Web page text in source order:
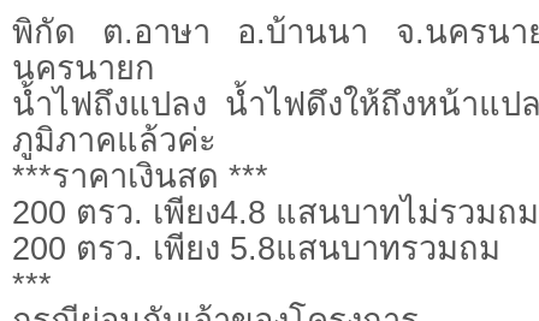
พิกัด ต.อาษา อ.บ้านนา จ.นครนา
นครนายก
น้ำไฟถึงแปลง น้ำไฟดึงให้ถึงหน้าแป
ภูมิภาคแล้วค่ะ
***ราคาเงินสด ***
200 ตรว. เพียง4.8 แสนบาทไม่รวมถม
200 ตรว. เพียง 5.8แสนบาทรวมถม
***